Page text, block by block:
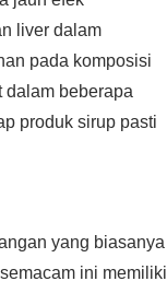
liver dalam
pada komposisi
dalam beberapa
produk sirup pasti
yang biasanya
ini memiliki